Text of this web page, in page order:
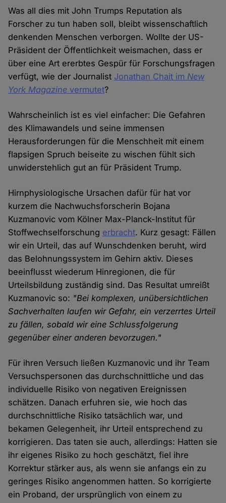
Was all dies mit John Trumps Reputation als
Forscher zu tun haben soll, bleibt wissenschaftlich
denkenden Menschen verborgen. Wollte der US-
Präsident der Öffentlichkeit weismachen, dass er
über eine Art ererbtes Gespür für Forschungsfragen
verfügt, wie der Journalist Jonathan Chait im New
York Magazine vermutet?
Wahrscheinlich ist es viel einfacher: Die Gefahren
des Klimawandels und seine immensen
Herausforderungen für die Menschheit mit einem
flapsigen Spruch beiseite zu wischen fühlt sich
unwiderstehlich gut an für Präsident Trump.
Hirnphysiologische Ursachen dafür für hat vor
kurzem die Nachwuchsforscherin Bojana
Kuzmanovic vom Kölner Max-Planck-Institut für
Stoffwechselforschung erbracht. Kurz gesagt: Fällen
wir ein Urteil, das auf Wunschdenken beruht, wird
das Belohnungssystem im Gehirn aktiv. Dieses
beeinflusst wiederum Hinregionen, die für
Urteilsbildung zuständig sind. Das Resultat umreißt
Kuzmanovic so: "Bei komplexen, unübersichtlichen
Sachverhalten laufen wir Gefahr, ein verzerrtes Urteil
zu fällen, sobald wir eine Schlussfolgerung
gegenüber einer anderen bevorzugen."
Für ihren Versuch ließen Kuzmanovic und ihr Team
Versuchspersonen das durchschnittliche und das
individuelle Risiko von negativen Ereignissen
schätzen. Danach erfuhren sie, wie hoch das
durchschnittliche Risiko tatsächlich war, und
bekamen Gelegenheit, ihr Urteil entsprechend zu
korrigieren. Das taten sie auch, allerdings: Hatten sie
ihr eigenes Risiko zu hoch geschätzt, fiel ihre
Korrektur stärker aus, als wenn sie anfangs ein zu
geringes Risiko angenommen hatten. So korrigierte
ein Proband, der ursprünglich von einem zu